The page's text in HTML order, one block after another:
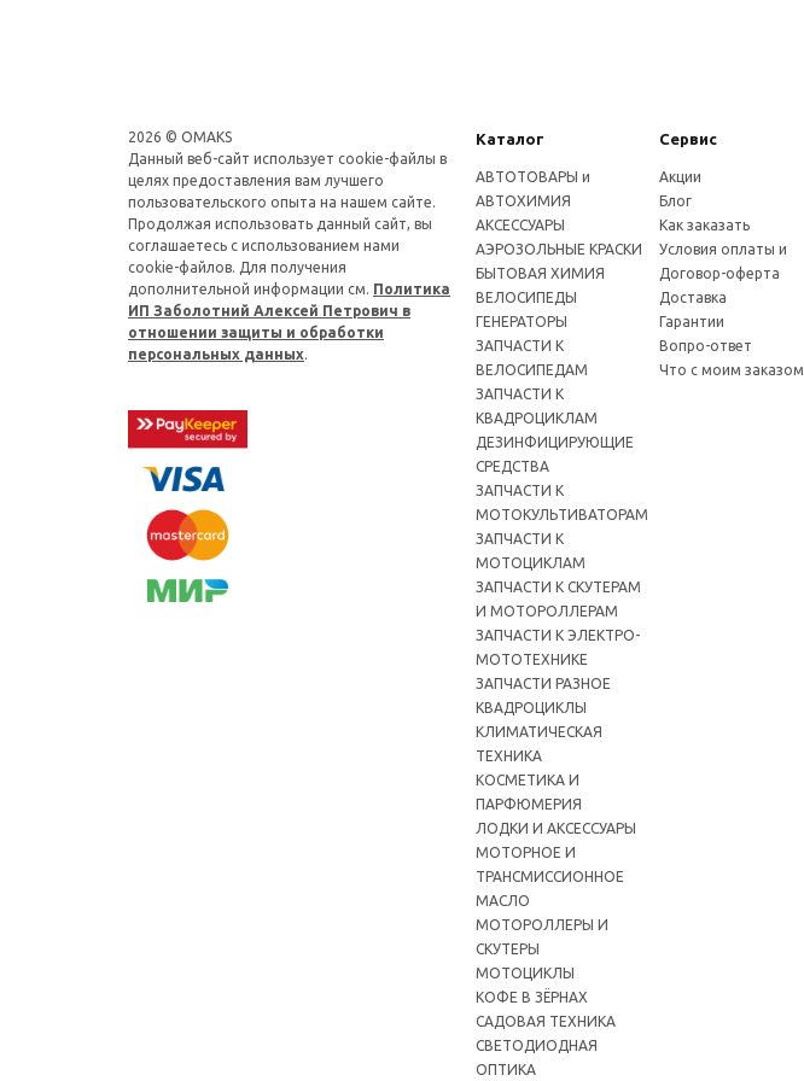
2026 © OMAKS
Данный веб-сайт использует cookie-файлы в
целях предоставления вам лучшего
пользовательского опыта на нашем сайте.
Продолжая использовать данный сайт, вы
соглашаетесь с использованием нами
cookie-файлов. Для получения
дополнительной информации см. Политика
ИП Заболотний Алексей Петрович в
отношении защиты и обработки
персональных данных.
Каталог Сервис
АВТОТОВАРЫ и
АВТОХИМИЯ
АКСЕССУАРЫ
АЭРОЗОЛЬНЫЕ КРАСКИ
БЫТОВАЯ ХИМИЯ
ВЕЛОСИПЕДЫ
ГЕНЕРАТОРЫ
ЗАПЧАСТИ К
ВЕЛОСИПЕДАМ
ЗАПЧАСТИ К
КВАДРОЦИКЛАМ
ДЕЗИНФИЦИРУЮЩИЕ
СРЕДСТВА
ЗАПЧАСТИ К
МОТОКУЛЬТИВАТОРАМ
ЗАПЧАСТИ К
МОТОЦИКЛАМ
ЗАПЧАСТИ К СКУТЕРАМ
И МОТОРОЛЛЕРАМ
ЗАПЧАСТИ К ЭЛЕКТРО-
МОТОТЕХНИКЕ
ЗАПЧАСТИ РАЗНОЕ
КВАДРОЦИКЛЫ
КЛИМАТИЧЕСКАЯ
ТЕХНИКА
КОСМЕТИКА И
ПАРФЮМЕРИЯ
ЛОДКИ И АКСЕССУАРЫ
МОТОРНОЕ И
ТРАНСМИССИОННОЕ
МАСЛО
МОТОРОЛЛЕРЫ И
СКУТЕРЫ
МОТОЦИКЛЫ
КОФЕ В ЗЁРНАХ
САДОВАЯ ТЕХНИКА
СВЕТОДИОДНАЯ
ОПТИКА
Акции
Блог
Как заказать
Условия оплаты и
Договор-оферта
Доставка
Гарантии
Вопро-ответ
Что с моим заказом